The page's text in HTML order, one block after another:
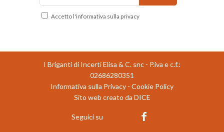
Accetto l'informativa sulla privacy
I Briganti di Incerti Elisa & C. snc - P.iva e c.f.:
02686280351
Informativa sulla Privacy - Cookie Policy
Sito web creato da DICE
Seguici su